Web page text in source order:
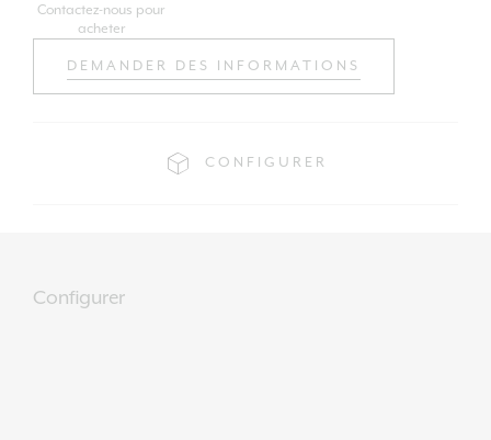
Contactez-nous pour
acheter
DEMANDER DES INFORMATIONS
CONFIGURER
Configurer